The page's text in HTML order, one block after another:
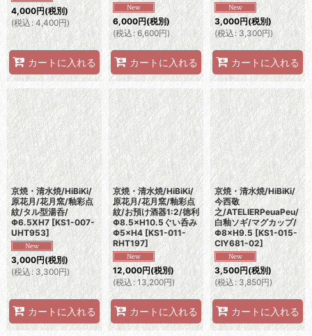
4,000円(税別)
(税込: 4,400円)
カートに入れる
6,000円(税別)
(税込: 6,600円)
カートに入れる
3,000円(税別)
(税込: 3,300円)
カートに入れる
京焼・清水焼/HiBiKi/
原花月/花月窯/釉彩点
紋/タル型湯呑/
Φ6.5XH7 [KS1-007-
UHT953]
3,000円(税別)
(税込 : 3,300円)
カートに入れる
京焼・清水焼/HiBiKi/
原花月/花月窯/釉彩点
紋/お預け酒器1:2/徳利
Φ8.5×H10.5ぐい呑み
Φ5×H4 [KS1-011-
RHT197]
12,000円(税別)
(税込 : 13,200円)
カートに入れる
京焼・清水焼/HiBiKi/
今西敬
之/ATELIERPeuaPeu/
白釉ソギ/マグカップ/
Φ8×H9.5 [KS1-015-
CIY681-02]
3,500円(税別)
(税込 : 3,850円)
カートに入れる